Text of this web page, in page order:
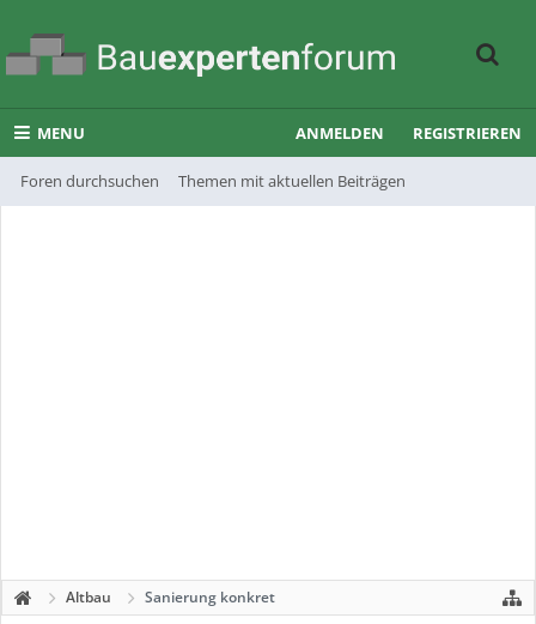
MENU
Foren durchsuchen Themen mit aktuellen Beiträgen
ANMELDEN REGISTRIEREN
Altbau Sanierung konkret